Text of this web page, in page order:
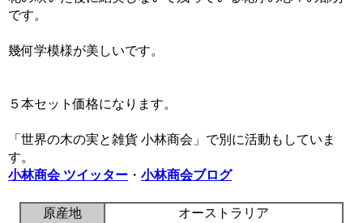
です。
幾何学模様が美しいです。
５本セット価格になります。
「世界の木の実と雑貨 小林商会」で別に活動もしていま
す。
小林商会 ツイッター ・ 小林商会ブログ
原産地
オーストラリア